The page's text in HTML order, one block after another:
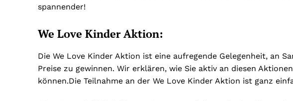
spannender!
We Love Kinder Aktion:
Die We Love Kinder Aktion ist eine aufregende Gelegenheit, an
Preise zu gewinnen. Wir erklären, wie Sie aktiv an diesen
können.Die Teilnahme an der We Love Kinder Aktion ist ganz